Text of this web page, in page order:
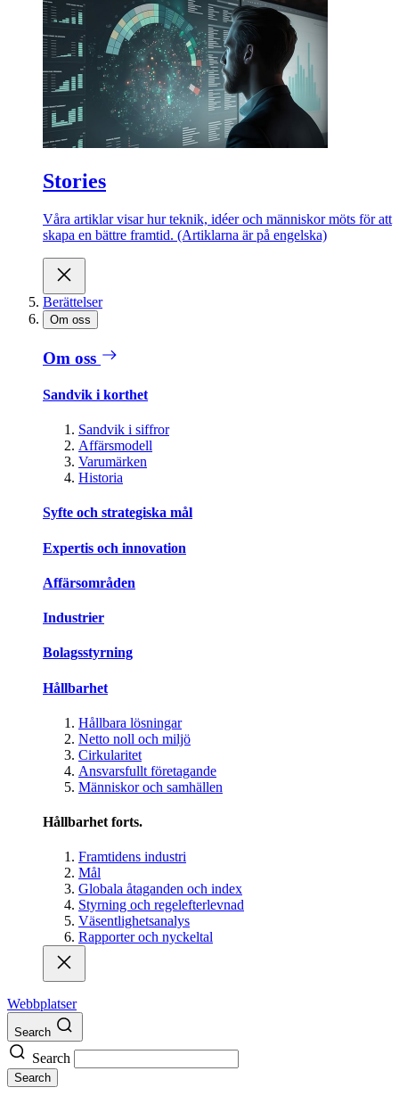
Stories
Våra artiklar visar hur teknik, idéer och människor möts för att
skapa en bättre framtid. (Artiklarna är på engelska)
Berättelser
Om oss
Om oss
Sandvik i korthet
Sandvik i siffror
Affärsmodell
Varumärken
Historia
Syfte och strategiska mål
Expertis och innovation
Affärsområden
Industrier
Bolagsstyrning
Hållbarhet
Hållbara lösningar
Netto noll och miljö
Cirkularitet
Ansvarsfullt företagande
Människor och samhällen
Hållbarhet forts.
Framtidens industri
Mål
Globala åtaganden och index
Styrning och regelefterlevnad
Väsentlighetsanalys
Rapporter och nyckeltal
Webbplatser
Search
Search
Search